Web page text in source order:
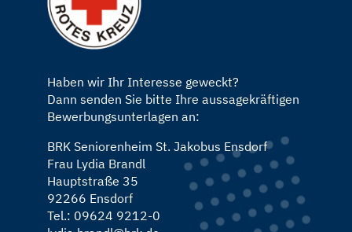
Haben wir Ihr Interesse geweckt?
Dann senden Sie bitte Ihre aussagekräftigen
Bewerbungsunterlagen an:
BRK Seniorenheim St. Jakobus Ensdorf
Frau Lydia Brandl
Hauptstraße 35
92266 Ensdorf
Tel.: 09624 9212-0